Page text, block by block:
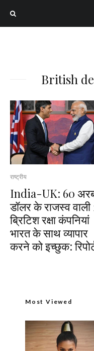
British
राष्ट्रीय
India-UK: 60
डॉलर के राजस्व वाली
ब्रिटिश रक्षा कंपनियां
भारत के साथ व्यापार
करने को इच्छुक:
Most Viewed